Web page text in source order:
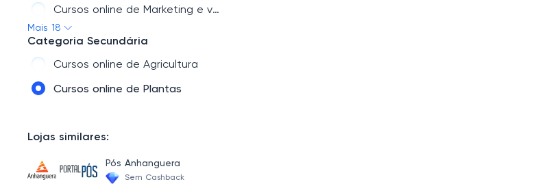
Cursos online de Marketing e vendas
Cursos online de Moda e beleza
Mais 18
Categoria Secundária
Cursos online de Agricultura
Cursos online de Plantas
Lojas similares:
Pós Anhanguera
Sem Cashback